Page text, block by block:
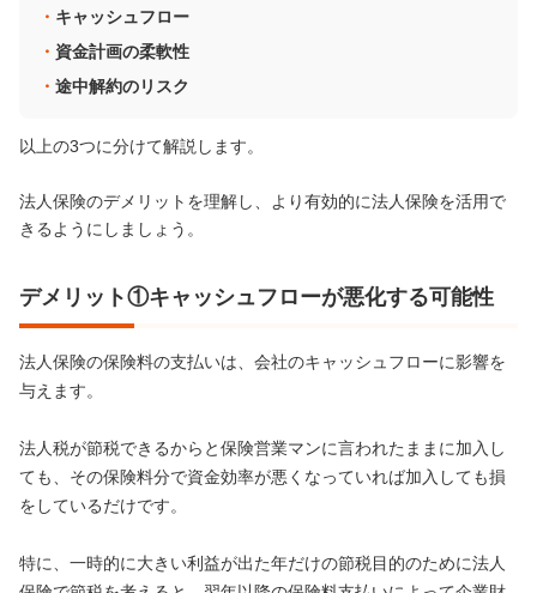
キャッシュフロー
資金計画の柔軟性
途中解約のリスク
以上の3つに分けて解説します。
法人保険のデメリットを理解し、より有効的に法人保険を活用で
きるようにしましょう。
デメリット①キャッシュフローが悪化する可能性
法人保険の保険料の支払いは、会社のキャッシュフローに影響を
与えます。
法人税が節税できるからと保険営業マンに言われたままに加入し
ても、その保険料分で資金効率が悪くなっていれば加入しても損
をしているだけです。
特に、一時的に大きい利益が出た年だけの節税目的のために法人